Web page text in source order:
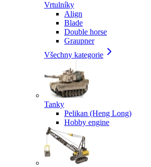
Vrtulníky
Align
Blade
Double horse
Graupner
Všechny kategorie
Tanky
Pelikan (Heng Long)
Hobby engine